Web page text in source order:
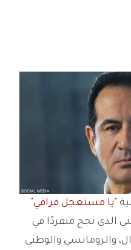
"يا مستعجل فراقي"
الذي نجح منفردًا في
والرومانسي والوطني